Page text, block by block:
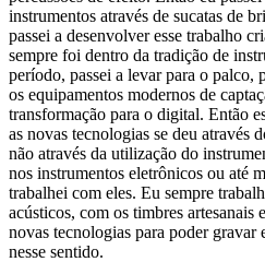
instrumentos através de sucatas de
passei a desenvolver esse trabalho
sempre foi dentro da tradição de
período, passei a levar para o palco,
os equipamentos modernos de
transformação para o digital. Então
as novas tecnologias se deu através
não através da utilização do
nos instrumentos eletrônicos ou até
trabalhei com eles. Eu sempre
acústicos, com os timbres
novas tecnologias para poder gravar
nesse sentido.